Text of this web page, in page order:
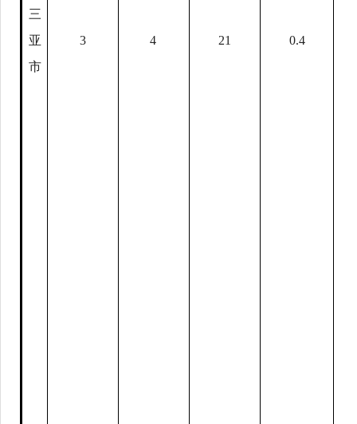
三
亚
市
3 4 21 0.4